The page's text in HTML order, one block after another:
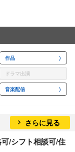
作品
ドラマ出演
音楽配信
さらに見る
/シフト相談可/住